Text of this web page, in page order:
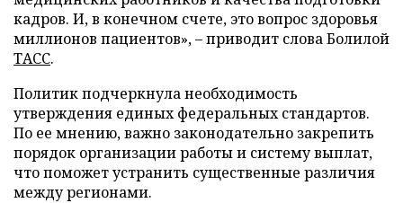
кадров. И, в конечном счете, это вопрос здоровья
миллионов пациентов», – приводит слова Болилой
ТАСС.
Политик подчеркнула необходимость
утверждения единых федеральных стандартов.
По ее мнению, важно законодательно закрепить
порядок организации работы и систему выплат,
что поможет устранить существенные различия
между регионами.